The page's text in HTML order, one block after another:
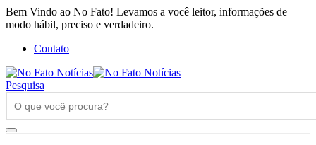
Bem Vindo ao No Fato! Levamos a você leitor, informações de
modo hábil, preciso e verdadeiro.
Contato
Pesquisa